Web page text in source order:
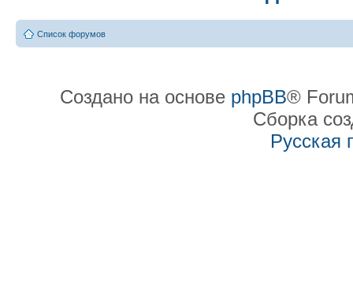
Список форумов
Создано на основе phpBB®
Сборка
Русская